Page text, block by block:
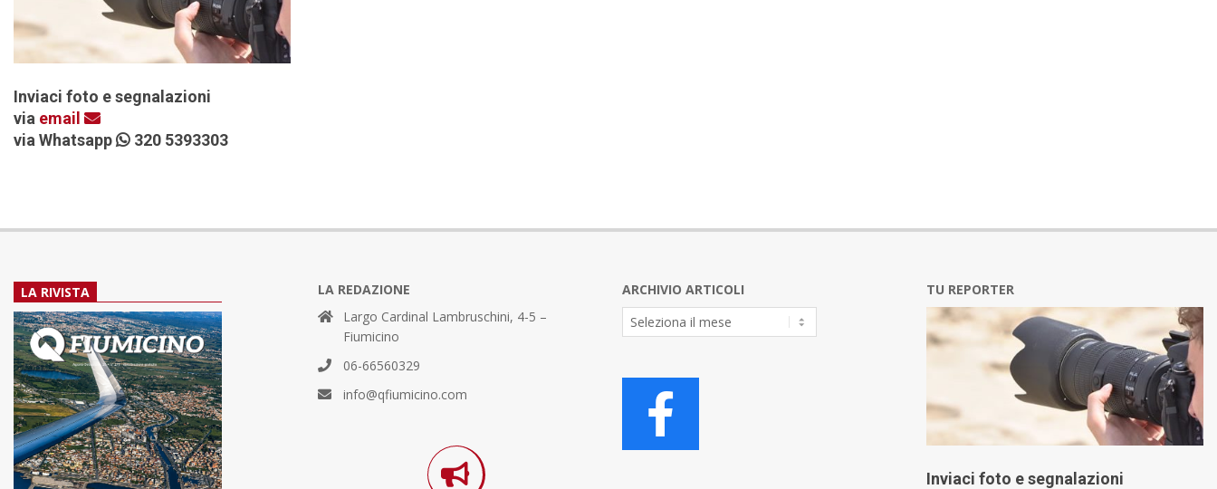
Inviaci foto e segnalazioni
via email
via Whatsapp
320 5393303
LA RIVISTA
LA REDAZIONE
Largo Cardinal Lambruschini, 4-5 –
Fiumicino
06-66560329
info@qfiumicino.com
ARCHIVIO ARTICOLI
Archivio
Articoli
TU REPORTER
Inviaci foto e segnalazioni